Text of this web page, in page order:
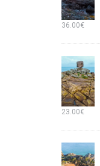
36.00€
23.00€